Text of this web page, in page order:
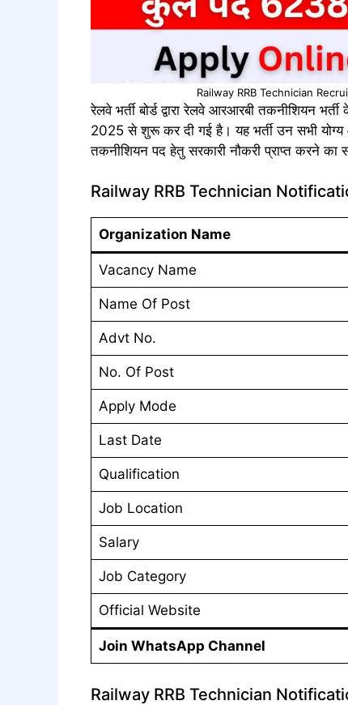
Railway RRB Technician
रेलवे भर्ती बोर्ड द्वारा रेलवे आरआरबी तकनीशियन
2025 से शुरू कर दी गई है। यह भर्ती उन सभी
तकनीशियन पद हेतु सरकारी नौकरी प्राप्त करने का
Railway RRB Technician
Organization Name
Vacancy Name
Name Of Post
Advt No.
No. Of Post
Apply Mode
Last Date
Qualification
Job Location
Salary
Job Category
Official Website
Join WhatsApp Channel
Railway RRB Technician